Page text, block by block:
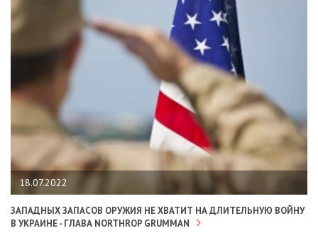
18.07.2022
ЗАПАДНЫХ ЗАПАСОВ ОРУЖИЯ НЕ ХВАТИТ НА ДЛИТЕЛЬНУЮ ВОЙНУ
В УКРАИНЕ - ГЛАВА NORTHROP GRUMMAN